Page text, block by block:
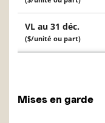
VL au 31 déc.
($/unité ou part)
Mises en garde